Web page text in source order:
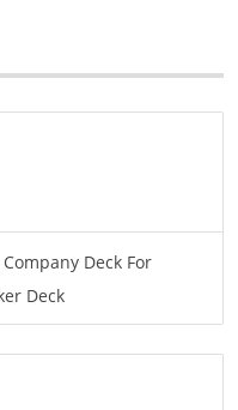
maplibre
技術
Company Deck For
Deck